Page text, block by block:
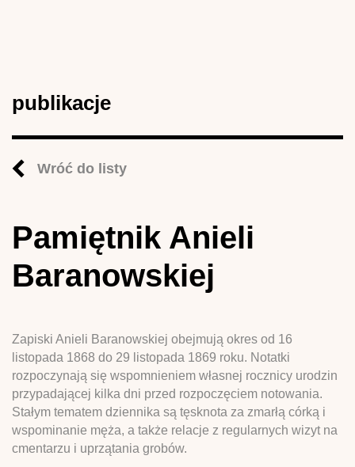
publikacje
Wróć do listy
Pamiętnik Anieli
Baranowskiej
Zapiski Anieli Baranowskiej obejmują okres od 16
listopada 1868 do 29 listopada 1869 roku. Notatki
rozpoczynają się wspomnieniem własnej rocznicy urodzin
przypadającej kilka dni przed rozpoczęciem notowania.
Stałym tematem dziennika są tęsknota za zmarłą córką i
wspominanie męża, a także relacje z regularnych wizyt na
cmentarzu i uprzątania grobów.